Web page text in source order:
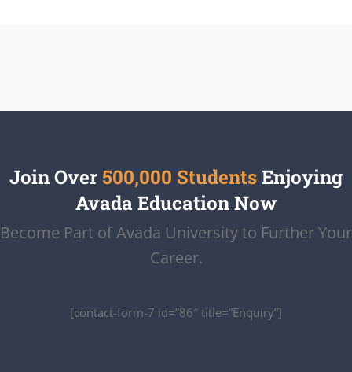
Join Over 500,000 StudentsEnjoying
Avada Education Now
Become Part of Avada University to Further Your
Career.
[contact-form-7 id=”86″ title=”Enquiry”]